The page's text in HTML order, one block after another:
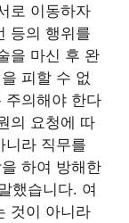
로 이동하자
등의 행위를
을 마신 후 완
피할 수 없
주의해야 한다
의 요청에 따
니라 직무를
하여 방해한
했습니다. 여
것이 아니라